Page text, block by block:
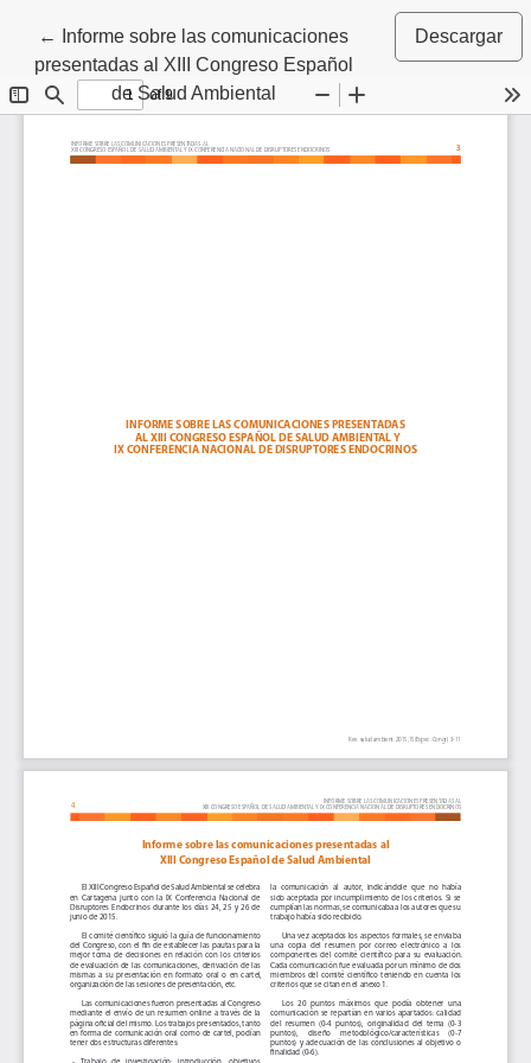
← Volver a los detalles del artículo
Informe sobre las comunicaciones
presentadas al XIII Congreso Español
de Salud Ambiental
Descargar